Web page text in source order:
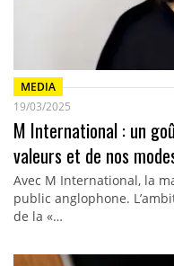
MEDIA
19/03/2025
M International : un
valeurs et de nos
Avec M International, la
public anglophone.
de la «…